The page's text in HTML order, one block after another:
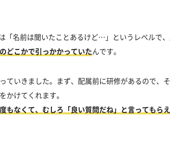
「名前は聞いたことあるけど…」というレベルで
どこかで引っかかっていたんです。
ていきました。まず、配属前に研修があるので
かけてくれます。
もなくて、むしろ「良い質問だね」と言ってもら